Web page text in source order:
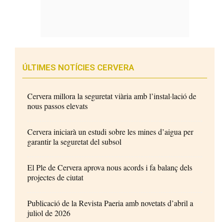
ÚLTIMES NOTÍCIES CERVERA
Cervera millora la seguretat viària amb l’instal·lació de
nous passos elevats
Cervera iniciarà un estudi sobre les mines d’aigua per
garantir la seguretat del subsol
El Ple de Cervera aprova nous acords i fa balanç dels
projectes de ciutat
Publicació de la Revista Paeria amb novetats d’abril a
juliol de 2026